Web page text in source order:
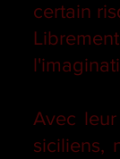
certain
Avec
siciliens,